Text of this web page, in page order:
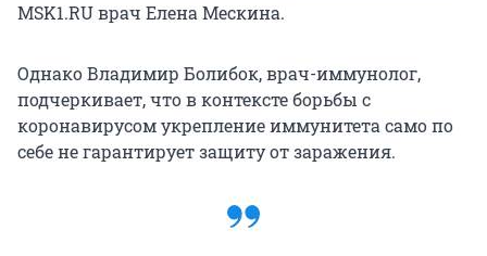
MSK1.RU врач Елена Мескина.
Однако Владимир Болибок, врач-иммунолог,
подчеркивает, что в контексте борьбы с
коронавирусом укрепление иммунитета само по
себе не гарантирует защиту от заражения.